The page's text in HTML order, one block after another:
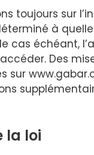
toujours sur
à
cas échéant,
Des
sur
la loi